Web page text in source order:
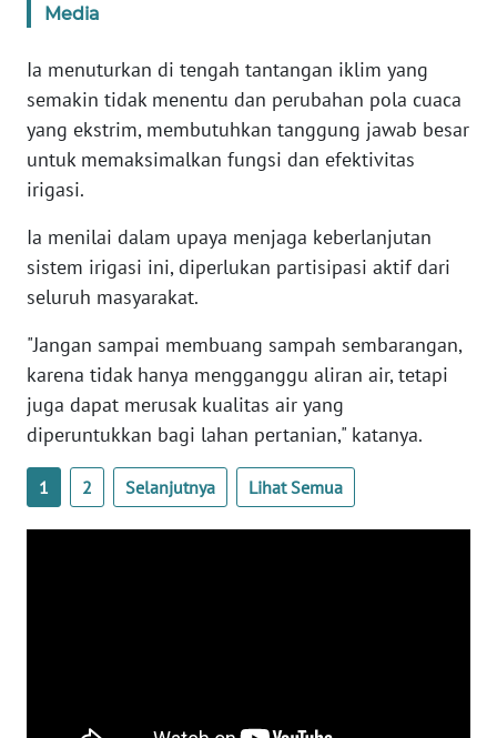
Media
Ia menuturkan di tengah tantangan iklim yang
semakin tidak menentu dan perubahan pola cuaca
yang ekstrim, membutuhkan tanggung jawab besar
untuk memaksimalkan fungsi dan efektivitas
irigasi.
Ia menilai dalam upaya menjaga keberlanjutan
sistem irigasi ini, diperlukan partisipasi aktif dari
seluruh masyarakat.
"Jangan sampai membuang sampah sembarangan,
karena tidak hanya mengganggu aliran air, tetapi
juga dapat merusak kualitas air yang
diperuntukkan bagi lahan pertanian," katanya.
1 2 Selanjutnya Lihat Semua
WN
WN
BARAT
WN
WN
SERAMBI
WN
JAMBI
WN
SULTRA
WN